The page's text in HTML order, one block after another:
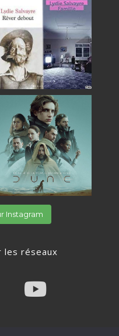
Instagram
les réseaux